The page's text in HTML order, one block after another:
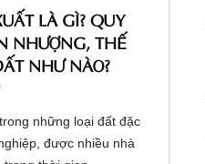
LÀ GÌ? QUY
NHƯỢNG, THẾ
NHƯ NÀO?
những loại đất đặc
được nhiều nhà